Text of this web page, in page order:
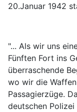
20.Januar 1942
"... Als wir uns
Fünften Fort ins
überraschende
wo wir die
Passagierzüge.
deutschen